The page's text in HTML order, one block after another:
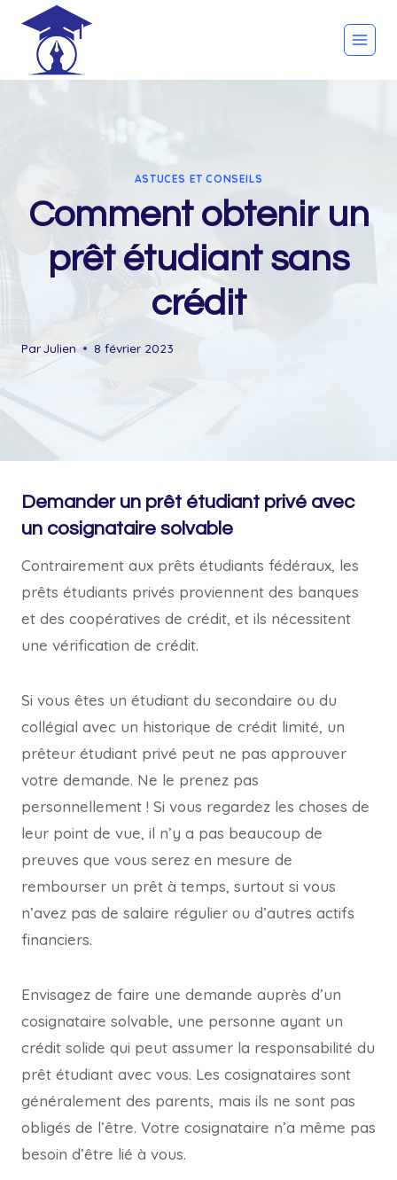
content
ASTUCES ET CONSEILS
Comment obtenir un
prêt étudiant sans
crédit
ParJulien 8 février 2023
Demander un prêt étudiant privé avec
un cosignataire solvable
Contrairement aux prêts étudiants fédéraux, les
prêts étudiants privés proviennent des banques
et des coopératives de crédit, et ils nécessitent
une vérification de crédit.
Si vous êtes un étudiant du secondaire ou du
collégial avec un historique de crédit limité, un
prêteur étudiant privé peut ne pas approuver
votre demande. Ne le prenez pas
personnellement ! Si vous regardez les choses de
leur point de vue, il n’y a pas beaucoup de
preuves que vous serez en mesure de
rembourser un prêt à temps, surtout si vous
n’avez pas de salaire régulier ou d’autres actifs
financiers.
Envisagez de faire une demande auprès d’un
cosignataire solvable, une personne ayant un
crédit solide qui peut assumer la responsabilité du
prêt étudiant avec vous. Les cosignataires sont
généralement des parents, mais ils ne sont pas
obligés de l’être. Votre cosignataire n’a même pas
besoin d’être lié à vous.